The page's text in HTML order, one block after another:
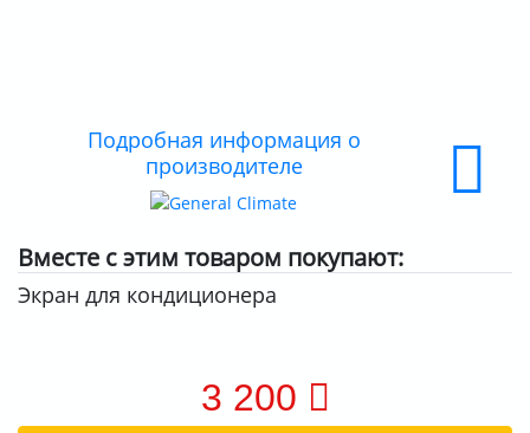
Подробная информация о
производителе
Вместе с этим товаром покупают:
Экран для кондиционера
3 200